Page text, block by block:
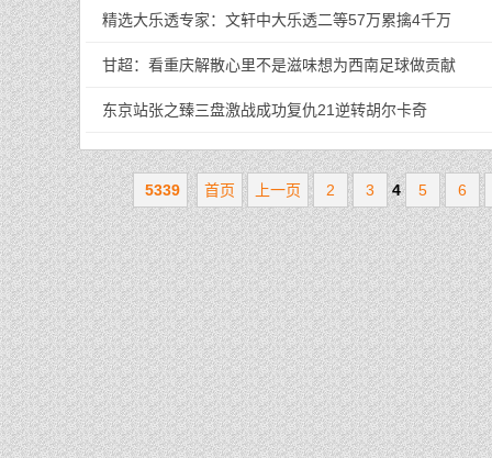
精选大乐透专家：文轩中大乐透二等57万累擒4千万
甘超：看重庆解散心里不是滋味想为西南足球做贡献
东京站张之臻三盘激战成功复仇21逆转胡尔卡奇
5339 首页 上一页 2 3 4 5 6